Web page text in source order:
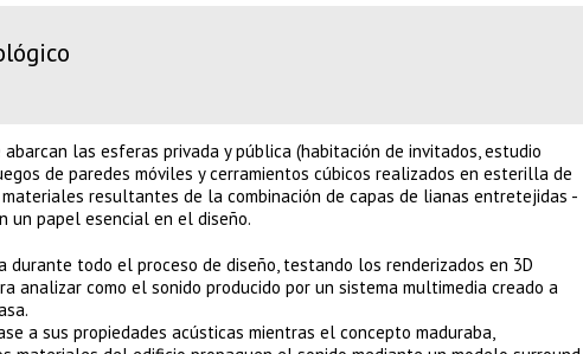
las esferas privada y pública (habitación de invitados, estudio
de paredes móviles y cerramientos cúbicos realizados en esterilla de
resultantes de la combinación de capas de lianas entretejidas -
un papel esencial en el diseño.
todo el proceso de diseño, testando los renderizados en 3D
analizar como el sonido producido por un sistema multimedia creado a
a sus propiedades acústicas mientras el concepto maduraba,